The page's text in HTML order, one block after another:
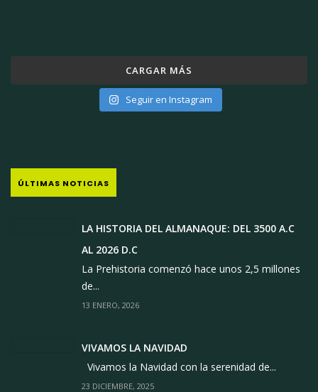
CARGAR MÁS
Seguir en Instagram
ÚLTIMAS NOTICIAS
LA HISTORIA DEL ALMANAQUE: DEL 3500 A.C
AL 2026 D.C
La Prehistoria comenzó hace unos 2,5 millones
de...
13 ENERO, 2026
VIVAMOS LA NAVIDAD
Vivamos la Navidad con la serenidad de...
23 DICIEMBRE, 2025